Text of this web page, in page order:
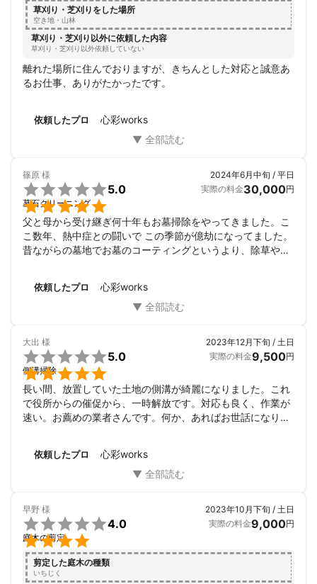
草刈り・芝刈りをした場所
空き地・山林
草刈り・芝刈り以外に依頼した内容
草刈り・芝刈り以外依頼していない
離れた場所に住んでおりますが、きちんとした対応と誠意あ
るお仕事、ありがたかったです。
依頼したプロ 心彩works
篠原 様


5.0
墓石クリーニング
2024年6月中旬 / 平日
実際の料金30,000円
父と母から受け継ぎ何十年もお墓掃除をやってきました。こ
こ数年、熱中症との闘いで この季節が億劫になってました。
昔ながらの墓地でお墓のコーティングというより、除草や落
た結果、私では難しいお墓掃除も除草・落ち葉掃除とも予想
金額の価値観は人それぞれですが大満足です。
今後も若い(と思われる)力を皆さんにご提供よろしくお願い
します。
依頼したプロ 心彩works
大出 様


5.0
側溝掃除
2023年12月下旬 / 土日
実際の料金9,500円
長い間、放置していた土地の側溝が綺麗になりました。これ
で役所からの催促から、一時解放です。対応も良く、作業が
速い。お薦めの業者さんです。何か、あればお世話になりた
依頼したプロ 心彩works
早野 様


4.0
庭木の剪定
2023年10月下旬 / 土日
実際の料金9,000円
剪定した庭木の種類
いちじく